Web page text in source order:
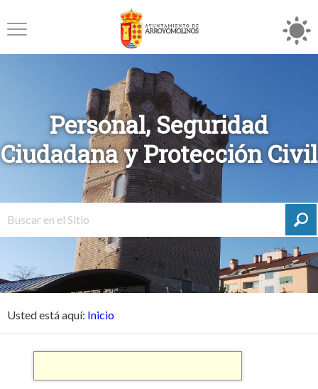
Personal, Seguridad
Ciudadana y Protección Civil
Usted está aquí: Inicio